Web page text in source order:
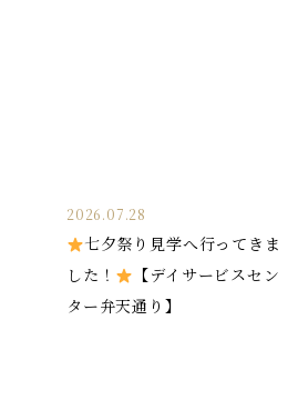
2026.07.28
七夕祭り見学へ行ってきま
した！
【デイサービスセン
ター弁天通り】